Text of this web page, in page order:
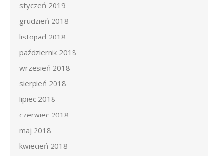
styczeń 2019
grudzień 2018
listopad 2018
październik 2018
wrzesień 2018
sierpień 2018
lipiec 2018
czerwiec 2018
maj 2018
kwiecień 2018